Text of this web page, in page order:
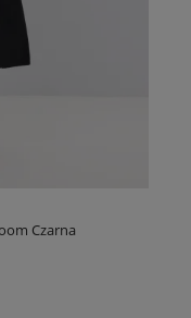
Czarna